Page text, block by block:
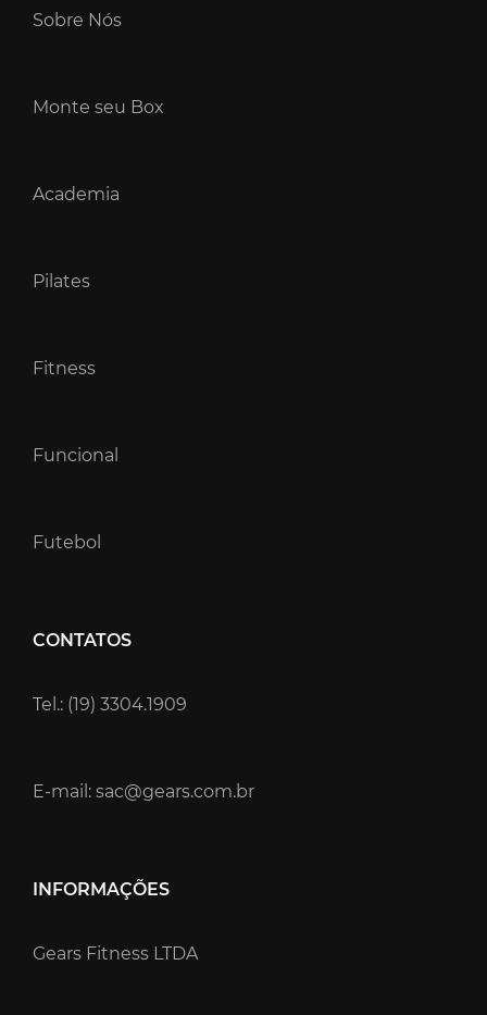
Sobre Nós
Monte seu Box
Academia
Pilates
Fitness
Funcional
Futebol
CONTATOS
Tel.: (19) 3304.1909
E-mail: sac@gears.com.br
INFORMAÇÕES
Gears Fitness LTDA